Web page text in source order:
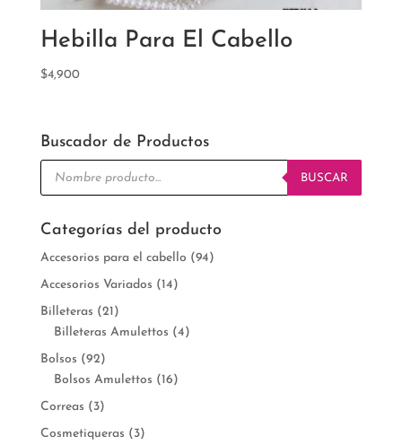
Hebilla Para El Cabello
$4,900
Buscador de Productos
Búsqueda
productos
BUSCAR
Categorías del producto
Accesorios para el cabello (94)
Accesorios Variados (14)
Billeteras (21)
Billeteras Amulettos (4)
Bolsos (92)
Bolsos Amulettos (16)
Correas (3)
Cosmetiqueras (3)